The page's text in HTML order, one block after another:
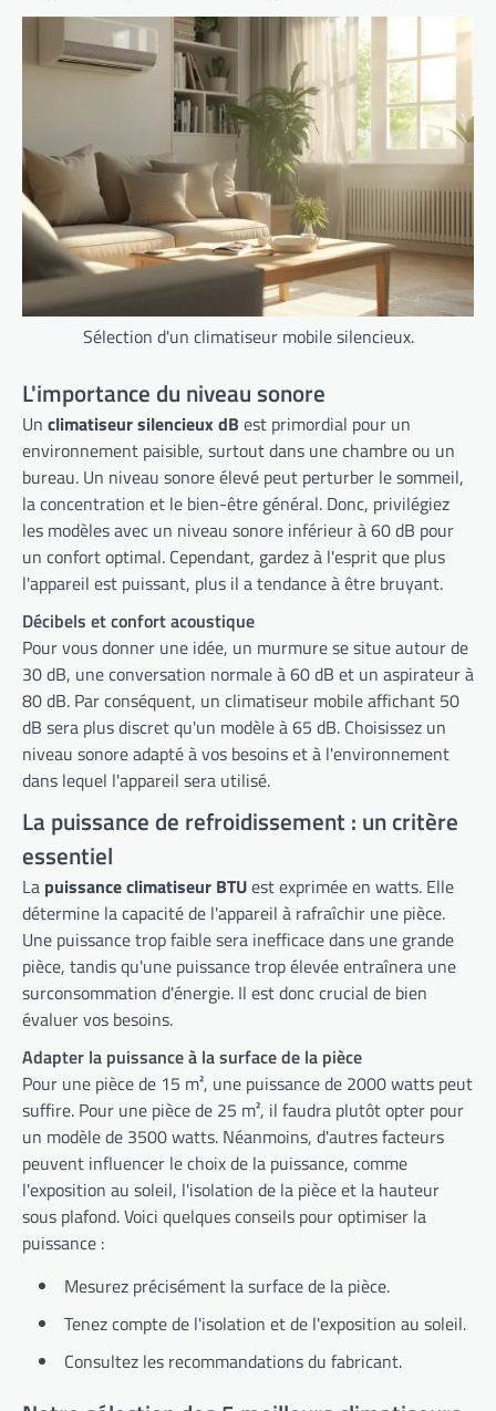
Sélection d'un climatiseur mobile silencieux.
L'importance du niveau sonore
Un climatiseur silencieux dB est primordial pour un
environnement paisible, surtout dans une chambre ou un
bureau. Un niveau sonore élevé peut perturber le sommeil,
la concentration et le bien-être général. Donc, privilégiez
les modèles avec un niveau sonore inférieur à 60 dB pour
un confort optimal. Cependant, gardez à l'esprit que plus
l'appareil est puissant, plus il a tendance à être bruyant.
Décibels et confort acoustique
Pour vous donner une idée, un murmure se situe autour de
30 dB, une conversation normale à 60 dB et un aspirateur à
80 dB. Par conséquent, un climatiseur mobile affichant 50
dB sera plus discret qu'un modèle à 65 dB. Choisissez un
niveau sonore adapté à vos besoins et à l'environnement
dans lequel l'appareil sera utilisé.
La puissance de refroidissement : un critère
essentiel
La puissance climatiseur BTUest exprimée en watts. Elle
détermine la capacité de l'appareil à rafraîchir une pièce.
Une puissance trop faible sera inefficace dans une grande
pièce, tandis qu'une puissance trop élevée entraînera une
surconsommation d'énergie. Il est donc crucial de bien
évaluer vos besoins.
Adapter la puissance à la surface de la pièce
Pour une pièce de 15 m², une puissance de 2000 watts peut
suffire. Pour une pièce de 25 m², il faudra plutôt opter pour
un modèle de 3500 watts. Néanmoins, d'autres facteurs
peuvent influencer le choix de la puissance, comme
l'exposition au soleil, l'isolation de la pièce et la hauteur
sous plafond. Voici quelques conseils pour optimiser la
puissance :
Mesurez précisément la surface de la pièce.
Tenez compte de l'isolation et de l'exposition au soleil.
Consultez les recommandations du fabricant.